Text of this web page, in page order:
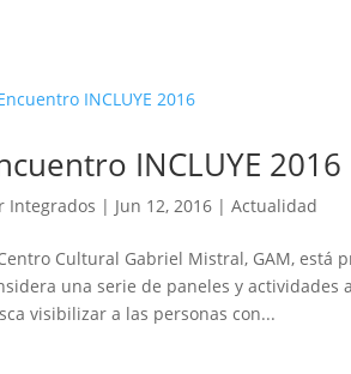
INCLUYE 2016
Integrados | Jun 12, 2016 |Actualidad
Cultural Gabriel Mistral, GAM, está
una serie de paneles y actividades
visibilizar a las personas con...